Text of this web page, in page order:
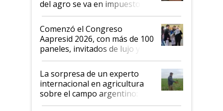
del agro se va en impuestos:
"No es bueno que en
Argentina se sigan discutiendo
las mismas cosas de hace 50
años"
Comenzó el Congreso
Aapresid 2026, con más de 100
paneles, invitados de lujo y
todas las tendencias
La sorpresa de un experto
internacional en agricultura
sobre el campo argentino:
"Estoy muy impresionado"